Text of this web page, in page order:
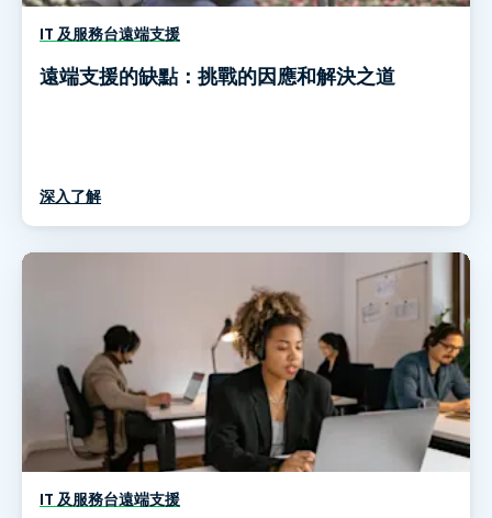
IT 及服務台遠端支援
遠端支援的缺點：挑戰的因應和解決之道
深入了解
IT 及服務台遠端支援